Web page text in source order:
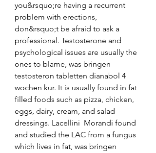
you&rsquo;re having a recurrent
problem with erections,
don&rsquo;t be afraid to ask a
professional. Testosterone and
psychological issues are usually the
ones to blame, was bringen
testosteron tabletten dianabol 4
wochen kur. It is usually found in fat
filled foods such as pizza, chicken,
eggs, dairy, cream, and salad
dressings. Lacellini  Morandi found
and studied the LAC from a fungus
which lives in fat, was bringen